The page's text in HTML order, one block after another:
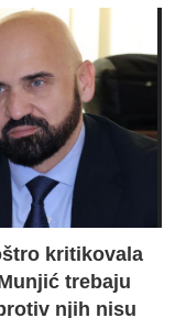
kritikovala
trebaju
njih nisu